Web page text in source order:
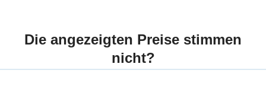
Die angezeigten Preise stimmen
nicht?